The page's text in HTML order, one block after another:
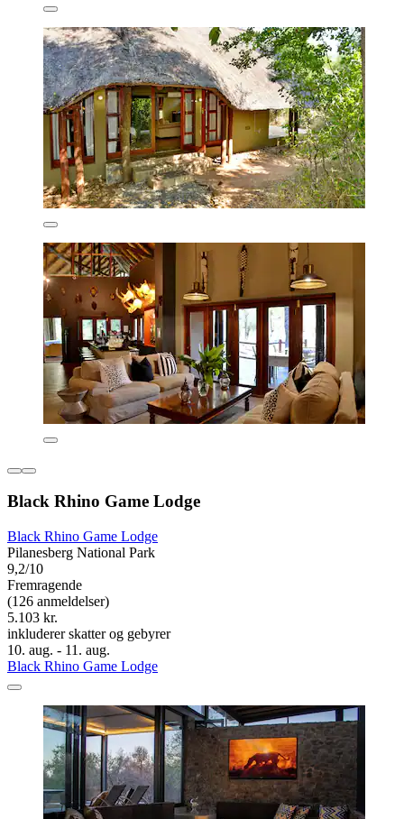
Black Rhino Game Lodge
Black Rhino Game Lodge
Pilanesberg National Park
9,2/10
Fremragende
(126 anmeldelser)
5.103 kr.
inkluderer skatter og gebyrer
10. aug. - 11. aug.
Black Rhino Game Lodge